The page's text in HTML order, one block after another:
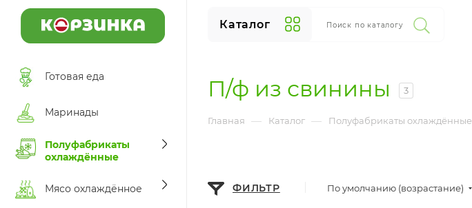
Каталог Поиск по каталогу
Готовая еда
Маринады
Полуфабрикаты
охлаждённые
Мясо охлаждённое
П/ф из свинины 3
Главная — Каталог — Полуфабрикаты охлаждённые
ФИЛЬТР По умолчанию (возрастание)